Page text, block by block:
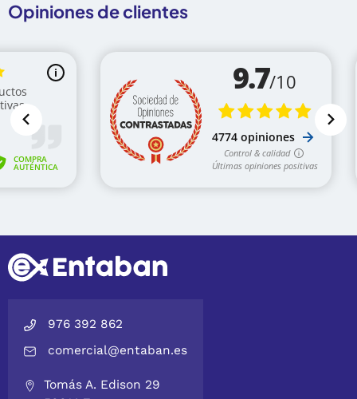
Opiniones de clientes
976 392 862
comercial@entaban.es
Tomás A. Edison 29